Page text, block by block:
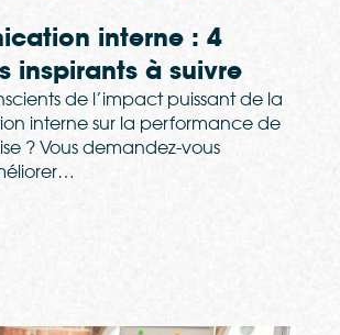
interne : 4
inspirants à suivre
de l’impact puissant de la
interne sur la performance de
? Vous demandez-vous